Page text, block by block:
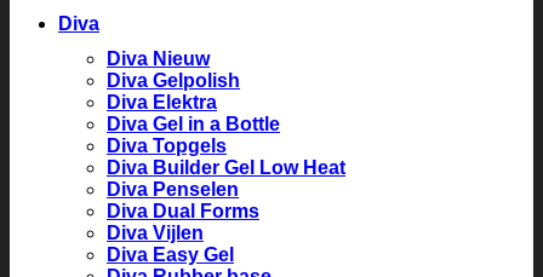
Diva
Diva Nieuw
Diva Gelpolish
Diva Elektra
Diva Gel in a Bottle
Diva Topgels
Diva Builder Gel Low Heat
Diva Penselen
Diva Dual Forms
Diva Vijlen
Diva Easy Gel